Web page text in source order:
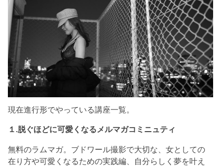
現在進行形でやっている講座一覧。
１.脱ぐほどに可愛くなるメルマガコミニュティ
無料のラムマガ。ブドワール撮影で大切な、女としての
在り方や可愛くなるための実践編、自分らしく夢を叶え